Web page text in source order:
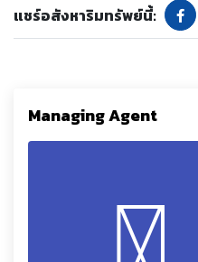
แชร์อสังหาริมทรัพย์นี้:
Managing Agent